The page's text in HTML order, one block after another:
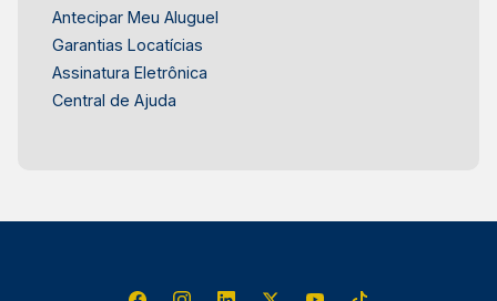
Antecipar Meu Aluguel
Garantias Locatícias
Assinatura Eletrônica
Central de Ajuda